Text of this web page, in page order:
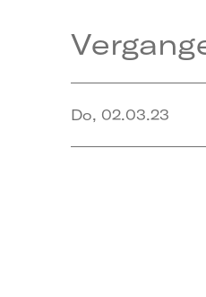
Do, 02.03.23